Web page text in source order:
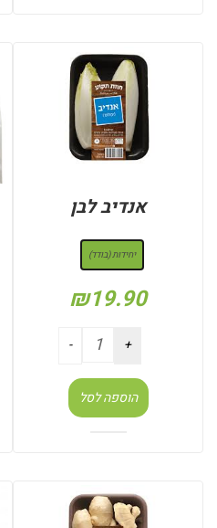
אנדיב לבן
יחידות (בודד)
₪19.90
הוספה לסל